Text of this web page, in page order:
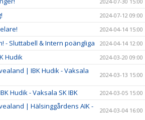
2024-07-12 09:00
2024-04-14 15:00
- Sluttabell & Intern poängliga 2024-04-14 12:00
Hudik 2024-03-20 09:00
| IBK Hudik - Vaksala
2024-03-13 15:00
Hudik - Vaksala SK IBK 2024-03-05 15:00
| Hälsinggårdens AIK -
2024-03-04 16:00